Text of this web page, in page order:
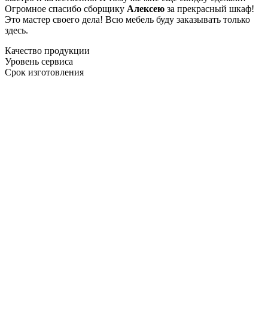
Огромное спасибо сборщику Алексею за прекрасный шкаф!
Это мастер своего дела! Всю мебель буду заказывать только
здесь.
Качество продукции
Уровень сервиса
Срок изготовления